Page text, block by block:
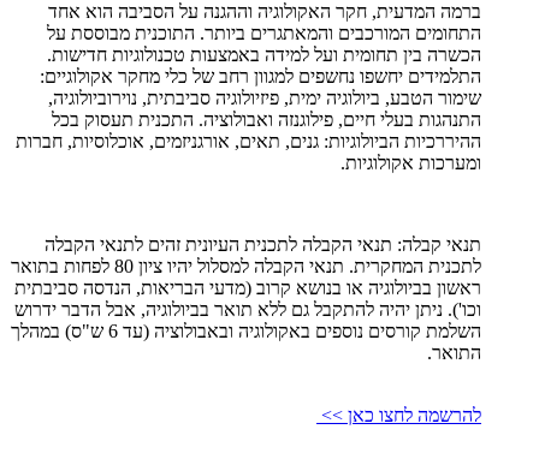
ברמה המדעית, חקר האקולוגיה וההגנה על הסביבה הוא אחד
התחומים המורכבים והמאתגרים ביותר. התוכנית מבוססת על
הכשרה בין תחומית ועל למידה באמצעות טכנולוגיות חדישות.
התלמידים יחשפו נחשפים למגוון רחב של כלי מחקר אקולוגיים:
שימור הטבע, ביולוגיה ימית, פיזיולוגיה סביבתית, נוירוביולוגיה,
התנהגות בעלי חיים, פילוגנזה ואבולוציה. התכנית תעסוק בכל
ההיררכיות הביולוגיות: גנים, תאים, אורגניזמים, אוכלוסיות, חברות
ומערכות אקולוגיות.
תנאי קבלה: תנאי הקבלה לתכנית העיונית זהים לתנאי הקבלה
לתכנית המחקרית. תנאי הקבלה למסלול יהיו ציון 80 לפחות בתואר
ראשון בביולוגיה או בנושא קרוב (מדעי הבריאות, הנדסה סביבתית
וכו'). ניתן יהיה להתקבל גם ללא תואר בביולוגיה, אבל הדבר ידרוש
השלמת קורסים נוספים באקולוגיה ובאבולוציה (עד 6 ש"ס) במהלך
התואר.
להרשמה לחצו כאן >>